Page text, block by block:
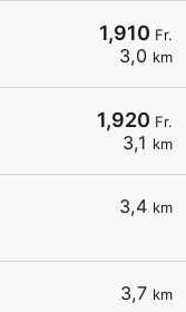
1,910 Fr.
3,0 km
1,920 Fr.
3,1 km
3,4 km
3,7 km